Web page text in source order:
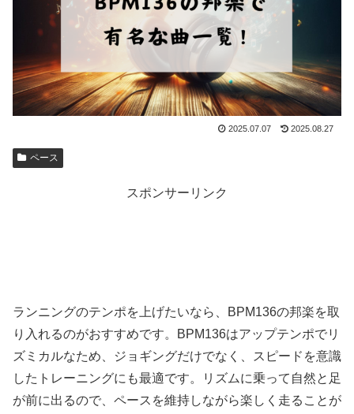
2025.07.07 2025.08.27
ペース
スポンサーリンク
ランニングのテンポを上げたいなら、BPM136の邦楽を取
り入れるのがおすすめです。BPM136はアップテンポでリ
ズミカルなため、ジョギングだけでなく、スピードを意識
したトレーニングにも最適です。リズムに乗って自然と足
が前に出るので、ペースを維持しながら楽しく走ることが